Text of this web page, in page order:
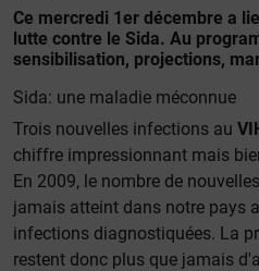
Ce mercredi 1er décembre a
lutte contre le Sida. Au
sensibilisation, projections,
Sida: une maladie méconnue
Trois nouvelles infections au
chiffre impressionnant mais
En 2009, le nombre de
jamais atteint dans notre pays
infections diagnostiquées. La
restent donc plus que jamais